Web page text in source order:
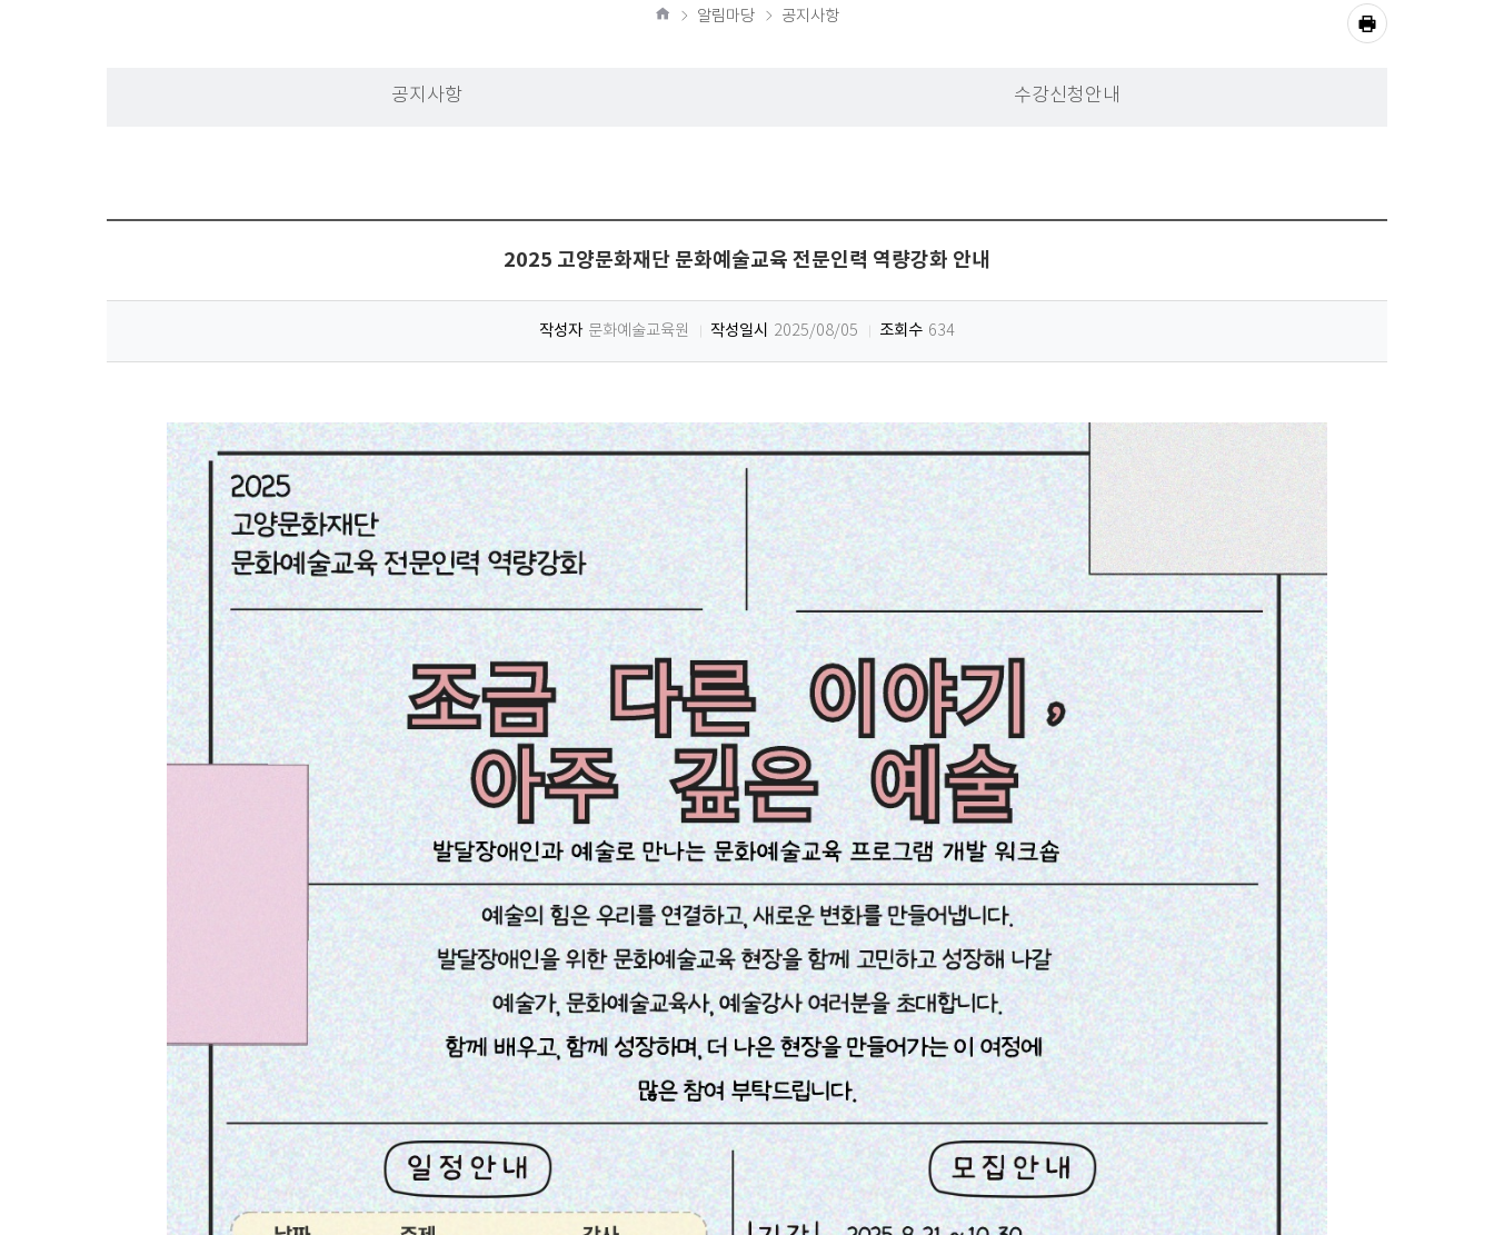
공지사항 수강신청안내
알림마당 공지사항
공
2025 고양문화재단 문화예술교육 전문인력 역량강화 안내
작성자 문화예술교육원 작성일시 2025/08/05 조회수 634